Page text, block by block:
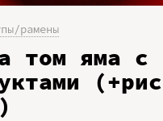
рамены
том яма с
(+рис